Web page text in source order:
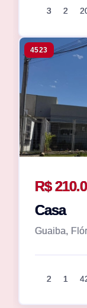
3 2
4523
R$
Casa
Guaiba,
2 1